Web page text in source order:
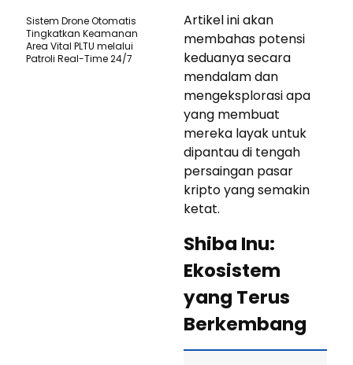
Artikel ini akan
membahas potensi
keduanya secara
mendalam dan
mengeksplorasi apa
yang membuat
mereka layak untuk
dipantau di tengah
persaingan pasar
kripto yang semakin
ketat.
Shiba Inu:
Ekosistem
yang Terus
Berkembang
Sistem Drone Otomatis
Tingkatkan Keamanan
Area Vital PLTU melalui
Patroli Real-Time 24/7